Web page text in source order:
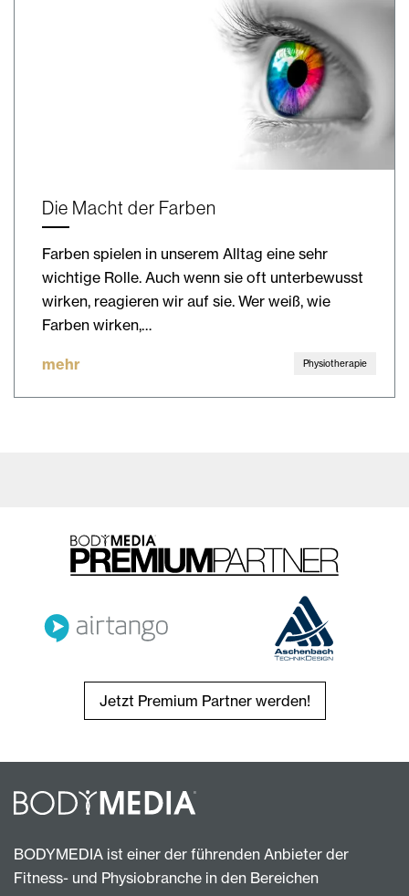
Die Macht der Farben
Farben spielen in unserem Alltag eine sehr
wichtige Rolle. Auch wenn sie oft unterbewusst
wirken, reagieren wir auf sie. Wer weiß, wie
Farben wirken,…
mehr Physiotherapie
Jetzt Premium Partner werden!
BODYMEDIA ist einer der führenden Anbieter der
Fitness- und Physiobranche in den Bereichen